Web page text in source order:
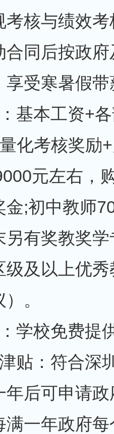
考核与绩效
合同后按政
享受寒暑假
基本工资+
化考核奖励
元左右，
金;初中教师
另有奖教奖
级及以上优
。
学校免费提
贴：符合深
年后可申请
满一年政府